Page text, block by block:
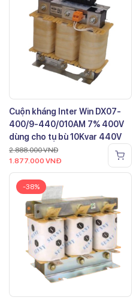
Cuộn kháng Inter Win DX07-
400/9-440/010AM 7% 400V
dùng cho tụ bù 10Kvar 440V
2.888.000VNĐ
1.877.000 VNĐ
-38%